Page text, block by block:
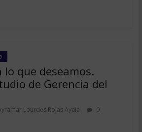
lo que deseamos.
de Gerencia del
Lourdes Rojas Ayala
0